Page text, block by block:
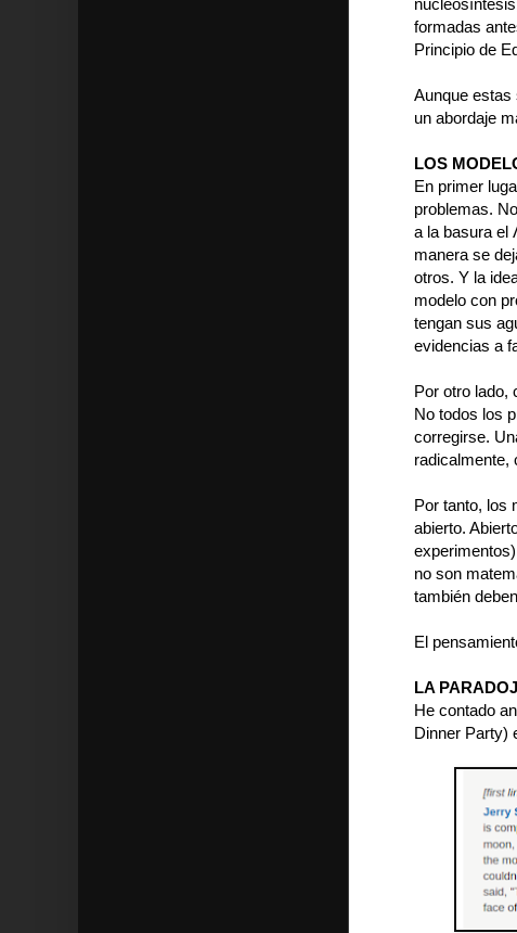
formadas
Principio de
Aunque estas
un abordaje
LOS
En primer
problemas.
a la basura el
manera se
otros. Y la
modelo con
tengan sus
evidencias a
Por otro lado,
No todos los
corregirse.
radicalmente,
Por tanto, los
abierto.
no son
también
El
LA
He contado
Dinner Party)